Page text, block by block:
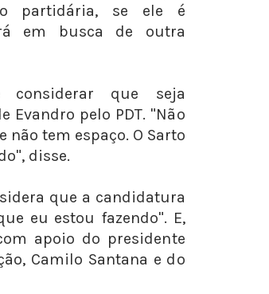
partidária, se ele é
em busca de outra
considerar que seja
pelo PDT. "Não
não tem espaço. O Sarto
disse.
que a candidatura
eu estou fazendo". E,
apoio do presidente
Camilo Santana e do